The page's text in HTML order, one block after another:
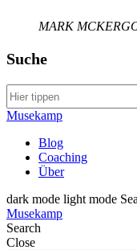
MARK
Suche
Search
Musekamp
Blog
Coaching
Über
dark mode light mode
Musekamp
Search
Close